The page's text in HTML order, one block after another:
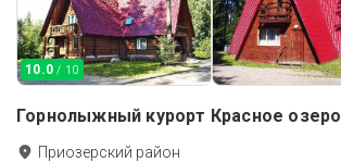
10.0 / 10
Горнолыжный курорт Красное озеро
Приозерский район